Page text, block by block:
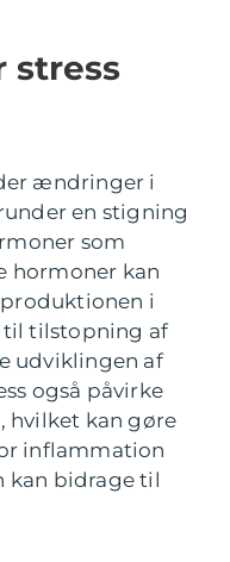
stress
ændringer i
en stigning
som
hormoner kan
i
til tilstopning af
udviklingen af
også påvirke
hvilket kan gøre
inflammation
kan bidrage til